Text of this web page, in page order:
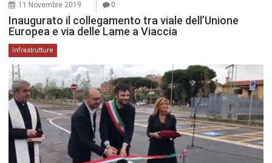
11 Novembre 2019 0
Inaugurato il collegamento tra viale dell’Unione
Europea e via delle Lame a Viaccia
Infrastrutture